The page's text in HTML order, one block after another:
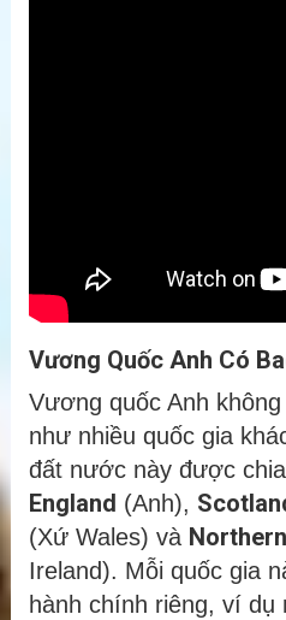
Vương Quốc Anh Có
Vương quốc Anh
như nhiều quốc gia
đất nước này được
England (Anh),
(Xứ Wales) và
Ireland). Mỗi quốc gia
hành chính riêng, ví dụ